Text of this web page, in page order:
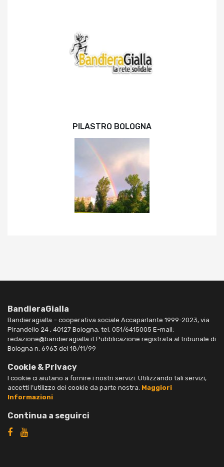
PILASTRO BOLOGNA
BandieraGialla
Bandieragialla – cooperativa sociale Accaparlante 1999-2023, via
Pirandello 24 , 40127 Bologna, tel. 051/6415005 E-mail:
redazione@bandieragialla.it Pubblicazione registrata al tribunale di
Bologna n. 6963 del 18/11/99
Cookie & Privacy
I cookie ci aiutano a fornire i nostri servizi. Utilizzando tali servizi,
accetti l’utilizzo dei cookie da parte nostra. Maggiori
Informazioni
Continua a seguirci